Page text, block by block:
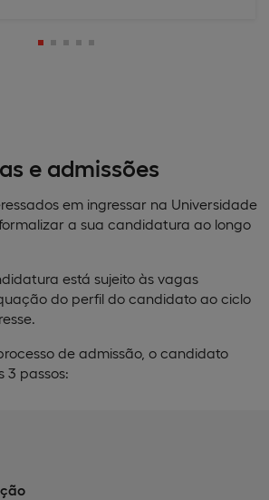
e admissões
em ingressar na Universidade
a sua candidatura ao longo
está sujeito às vagas
do perfil do candidato ao ciclo
de admissão, o candidato
3 passos: